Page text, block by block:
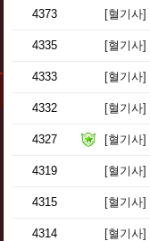
4373 [혈기사]
4335 [혈기사]
4333 [혈기사]
4332 [혈기사]
4327 [혈기사]
4319 [혈기사]
4315 [혈기사]
4314 [혈기사]